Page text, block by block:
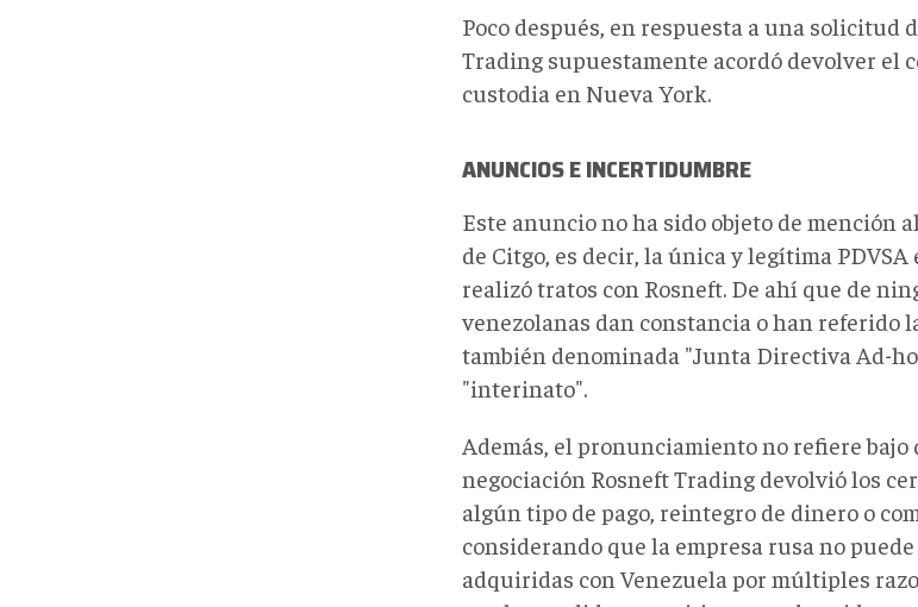
Poco después, en respuesta a una solicitud
Trading supuestamente acordó devolver el
custodia en Nueva York.
ANUNCIOS E INCERTIDUMBRE
Este anuncio no ha sido objeto de mención
de Citgo, es decir, la única y legítima
realizó tratos con Rosneft. De ahí que de
venezolanas dan constancia o han referido
también denominada "Junta Directiva Ad-
"interinato".
Además, el pronunciamiento no refiere bajo
negociación Rosneft Trading devolvió los
algún tipo de pago, reintegro de dinero o
considerando que la empresa rusa no
adquiridas con Venezuela por múltiples